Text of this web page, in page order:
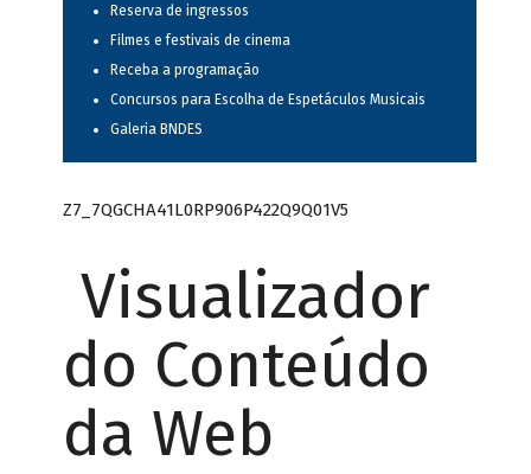
Reserva de ingressos
Filmes e festivais de cinema
Receba a programação
Concursos para Escolha de Espetáculos Musicais
Galeria BNDES
Z7_7QGCHA41L0RP906P422Q9Q01V5
Visualizador
do Conteúdo
da Web